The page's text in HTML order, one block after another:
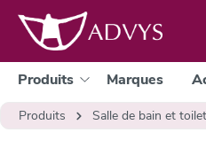
recherche Passer à la
Produits Marques
Produits
Salle de bain et